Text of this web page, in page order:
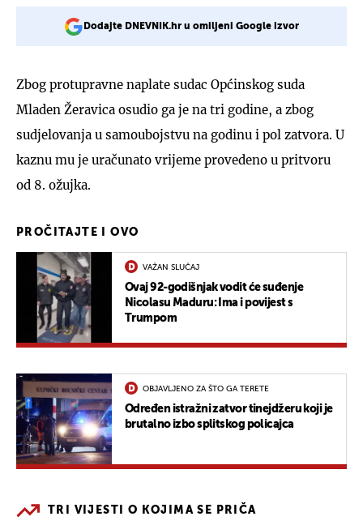
Dodajte DNEVNIK.hr u omiljeni Google izvor
Zbog protupravne naplate sudac Općinskog suda
Mladen Žeravica osudio ga je na tri godine, a zbog
sudjelovanja u samoubojstvu na godinu i pol zatvora. U
kaznu mu je uračunato vrijeme provedeno u pritvoru
od 8. ožujka.
PROČITAJTE I OVO
VAŽAN SLUČAJ
Ovaj 92-godišnjak vodit će suđenje
Nicolasu Maduru: Ima i povijest s
Trumpom
OBJAVLJENO ZA ŠTO GA TERETE
Određen istražni zatvor tinejdžeru koji je
brutalno izbo splitskog policajca
TRI VIJESTI O KOJIMA SE PRIČA